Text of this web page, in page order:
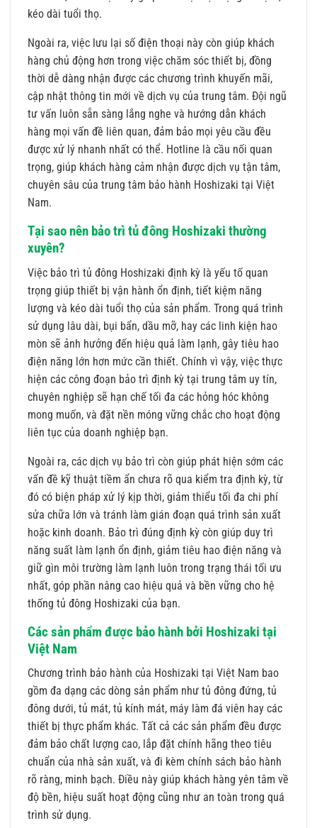
kéo dài tuổi thọ.
Ngoài ra, việc lưu lại số điện thoại này còn giúp khách
hàng chủ động hơn trong việc chăm sóc thiết bị, đồng
thời dễ dàng nhận được các chương trình khuyến mãi,
cập nhật thông tin mới về dịch vụ của trung tâm. Đội ngũ
tư vấn luôn sẵn sàng lắng nghe và hướng dẫn khách
hàng mọi vấn đề liên quan, đảm bảo mọi yêu cầu đều
được xử lý nhanh nhất có thể. Hotline là cầu nối quan
trọng, giúp khách hàng cảm nhận được dịch vụ tận tâm,
chuyên sâu của trung tâm bảo hành Hoshizaki tại Việt
Nam.
Tại sao nên bảo trì tủ đông Hoshizaki thường
xuyên?
Việc bảo trì tủ đông Hoshizaki định kỳ là yếu tố quan
trọng giúp thiết bị vận hành ổn định, tiết kiệm năng
lượng và kéo dài tuổi thọ của sản phẩm. Trong quá trình
sử dụng lâu dài, bụi bẩn, dầu mỡ, hay các linh kiện hao
mòn sẽ ảnh hưởng đến hiệu quả làm lạnh, gây tiêu hao
điện năng lớn hơn mức cần thiết. Chính vì vậy, việc thực
hiện các công đoạn bảo trì định kỳ tại trung tâm uy tín,
chuyên nghiệp sẽ hạn chế tối đa các hỏng hóc không
mong muốn, và đặt nền móng vững chắc cho hoạt động
liên tục của doanh nghiệp bạn.
Ngoài ra, các dịch vụ bảo trì còn giúp phát hiện sớm các
vấn đề kỹ thuật tiềm ẩn chưa rõ qua kiểm tra định kỳ, từ
đó có biện pháp xử lý kịp thời, giảm thiểu tối đa chi phí
sửa chữa lớn và tránh làm gián đoạn quá trình sản xuất
hoặc kinh doanh. Bảo trì đúng định kỳ còn giúp duy trì
năng suất làm lạnh ổn định, giảm tiêu hao điện năng và
giữ gìn môi trường làm lạnh luôn trong trạng thái tối ưu
nhất, góp phần nâng cao hiệu quả và bền vững cho hệ
thống tủ đông Hoshizaki của bạn.
Các sản phẩm được bảo hành bởi Hoshizaki tại
Việt Nam
Chương trình bảo hành của Hoshizaki tại Việt Nam bao
gồm đa dạng các dòng sản phẩm như tủ đông đứng, tủ
đông dưới, tủ mát, tủ kính mát, máy làm đá viên hay các
thiết bị thực phẩm khác. Tất cả các sản phẩm đều được
đảm bảo chất lượng cao, lắp đặt chính hãng theo tiêu
chuẩn của nhà sản xuất, và đi kèm chính sách bảo hành
rõ ràng, minh bạch. Điều này giúp khách hàng yên tâm về
độ bền, hiệu suất hoạt động cũng như an toàn trong quá
trình sử dụng.